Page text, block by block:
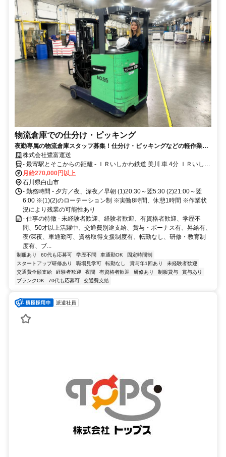
物流倉庫での仕分け・ピッキング
夜勤専属の物流倉庫スタッフ募集！仕分け・ピッキングなどの軽作業で
す。未経験からフォークリフト資格取得も可能！
株式会社鷺富運送
- 最寄駅とそこからの距離 - ＩＲいしかわ鉄道 美川 車 4分 ＩＲいしか
わ鉄道 能美根上 車 14分 Aコープ蝶屋店さん近く
月給270,000円以上
石川県白山市
- 勤務時間 - 夕方／夜、深夜／早朝 (1)20:30～翌5:30 (2)21:00～翌
6:00 ※(1)(2)のローテーション制 ※実働8時間、休憩1時間 ※作業状
況により残業の可能性あり
- 仕事の特徴 - 未経験者歓迎、経験者歓迎、有資格者歓迎、学歴不
問、50才以上活躍中、交通費別途支給、賞与・ボーナス有、昇給有、
夜/深夜、車通勤可、資格取得支援制度有、転勤なし、研修・教育制
度有、ブ...
制服あり 60代も応募可 学歴不問 車通勤OK
固定時間制
スタートアップ研修あり
職場見学可 転勤なし 賞与年1回あり
未経験者歓迎
交通費全額支給
経験者歓迎 夜間 有資格者歓迎 研修あり 制服貸与
賞与あり
ブランクOK
70代も応募可 交通費支給
派遣社員